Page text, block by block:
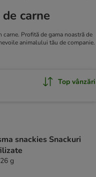
carne
Profită de gama noastră de
animalului tău de companie.
Top vânzări
snackies Snackuri
g